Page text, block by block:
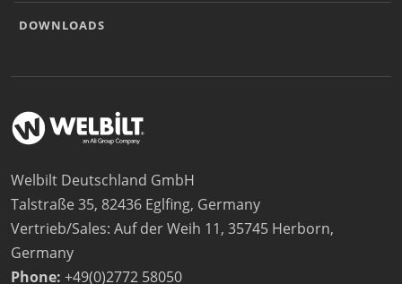
DOWNLOADS
Welbilt Deutschland GmbH
Talstraße 35, 82436 Eglfing, Germany
Vertrieb/Sales: Auf der Weih 11, 35745 Herborn,
Germany
Phone: +49(0)2772 58050